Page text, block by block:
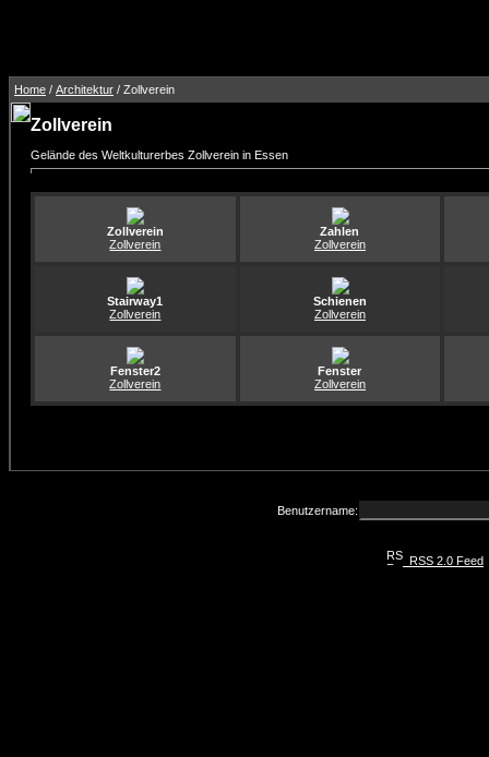
Home / Architektur / Zollverein
Zollverein
Gelände des Weltkulturerbes Zollverein in Essen
Zollverein
Zollverein
Zahlen
Zollverein
Stairway1
Zollverein
Schienen
Zollverein
Fenster2
Zollverein
Fenster
Zollverein
Benutzername:
RSS 2.0 Feed